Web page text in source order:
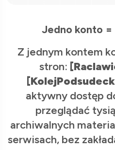
Jedno konto
Z jednym kontem
stron:
aktywny dostęp
przeglądać
archiwalnych
serwisach, bez